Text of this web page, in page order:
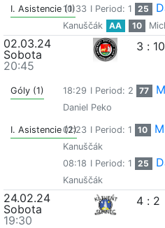
I. Asistencie (1)10:33 I Period: 1 25
Kanuščák
AA 10
02.03.24
Sobota
20:45
3 : 10
Góly (1) 18:29 I Period: 2 77
Daniel Peko
I. Asistencie (2)
01:23 I Period: 1 10
Kanuščák
08:18 I Period: 1 25
Kanuščák
24.02.24
Sobota
19:30
4 : 2